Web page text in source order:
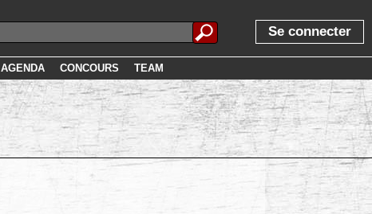
Se connecter
AGENDA CONCOURS TEAM